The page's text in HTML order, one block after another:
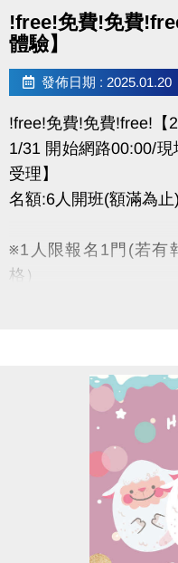
!free!免費!免費
體驗】
發佈日期 : 2025.01.20
!free!免費!免費!free!【
1/31 開始網路00:00/
受理】
名額:6人開班(額滿為止)
※1人限報名1門(若有
格）
※報名後如未取消而無
(如未開班會發簡訊通
註冊、報名傳送門
https://
大安有APP囉~
長佳Sports+ APP傳送
https://
google playhttps://